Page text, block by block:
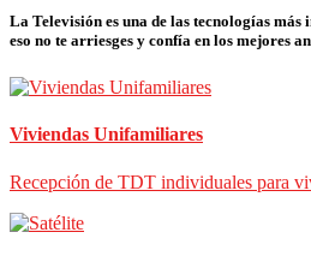
La Televisión es una de las tecnologías más
eso no te arriesges y confía en los mejores
Viviendas Unifamiliares
Recepción de TDT individuales para